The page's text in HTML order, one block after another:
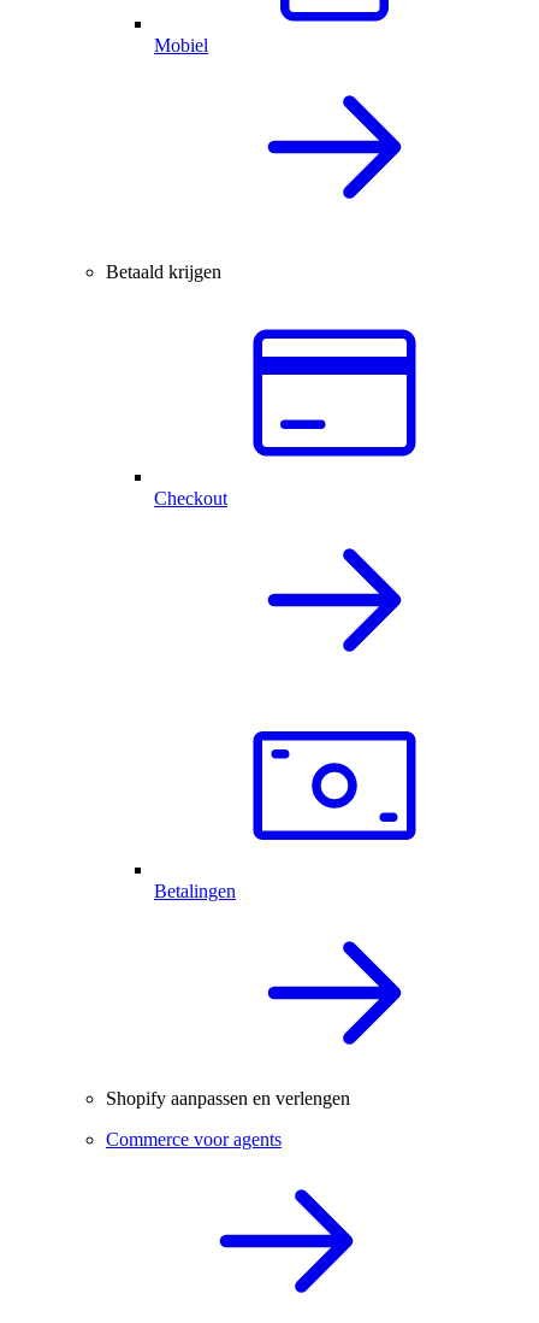
Mobiel
Betaald krijgen
Checkout
Betalingen
Shopify aanpassen en verlengen
Commerce voor agents